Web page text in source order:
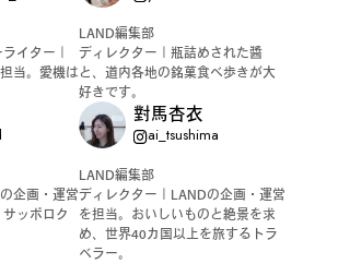
イター｜
当。愛機は
LAND編集部
ディレクター｜瓶詰めされた醬
と、道内各地の銘菓食べ歩きが大
好きです。
企画・運営
ッポロク
對馬杏衣
ai_tsushima
LAND編集部
ディレクター｜LANDの企画・運営
を担当。おいしいものと絶景を求
め、世界40カ国以上を旅するトラ
ベラー。